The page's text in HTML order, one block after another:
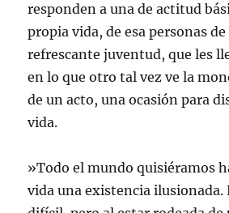
responden a una de actitud
propia vida, de esa personas
refrescante juventud, que les
en lo que otro tal vez ve la
de un acto, una ocasión para
vida.
»Todo el mundo quisiéramos
vida una existencia ilusionada.